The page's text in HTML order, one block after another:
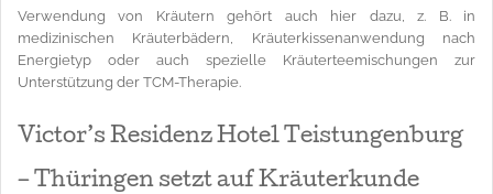
Verwendung von Kräutern gehört auch hier dazu, z. B. in
medizinischen Kräuterbädern, Kräuterkissenanwendung nach
Energietyp oder auch spezielle Kräuterteemischungen zur
Unterstützung der TCM-Therapie.
Victor’s Residenz Hotel Teistungenburg
– Thüringen setzt auf Kräuterkunde